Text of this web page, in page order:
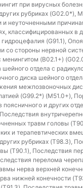
при вирусных
рубриках (G02.0*),
и неуточненными
классифицированных в
гидроцефалия (G91.1),
со стороны нервной
(B02.1+)
отдела с
диска шейного
межпозвоночных
(G99.2*) (M51.0+),
и других
Последствия
травм головы
и терапевтических
рубриках (T98.3),
(T90.1), Последствия
перелома
нерва верхней
нижней конечности